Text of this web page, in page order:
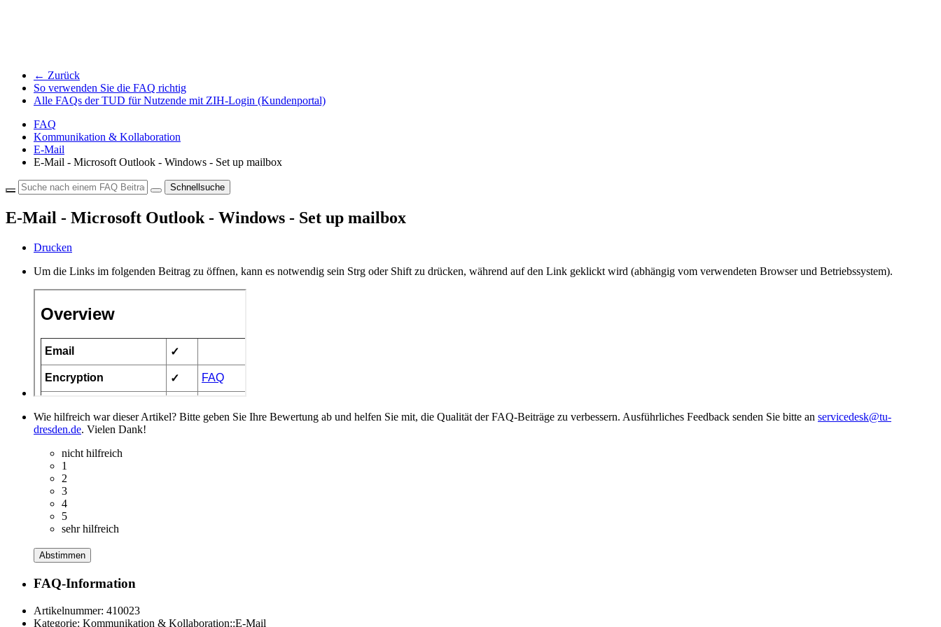
← Zurück
So verwenden Sie die FAQ richtig
Alle FAQs der TUD für Nutzende mit ZIH-Login (Kundenportal)
FAQ
Kommunikation & Kollaboration
E-Mail
E-Mail - Microsoft Outlook - Windows - Set up mailbox
Schnellsuche
E-Mail - Microsoft Outlook - Windows - Set up mailbox
Drucken
Um die Links im folgenden Beitrag zu öffnen, kann es notwendig sein Strg oder Shift zu drücken, während auf den Link geklickt wird (abhängig vom verwendeten Browser und Betriebssystem).
Wie hilfreich war dieser Artikel? Bitte geben Sie Ihre Bewertung ab und helfen Sie mit, die Qualität der FAQ-Beiträge zu verbessern. Ausführliches Feedback senden Sie bitte an servicedesk@tu-
dresden.de. Vielen Dank!
nicht hilfreich
1
2
3
4
5
sehr hilfreich
Abstimmen
FAQ-Information
Artikelnummer: 410023
Kategorie: Kommunikation & Kollaboration::E-Mail